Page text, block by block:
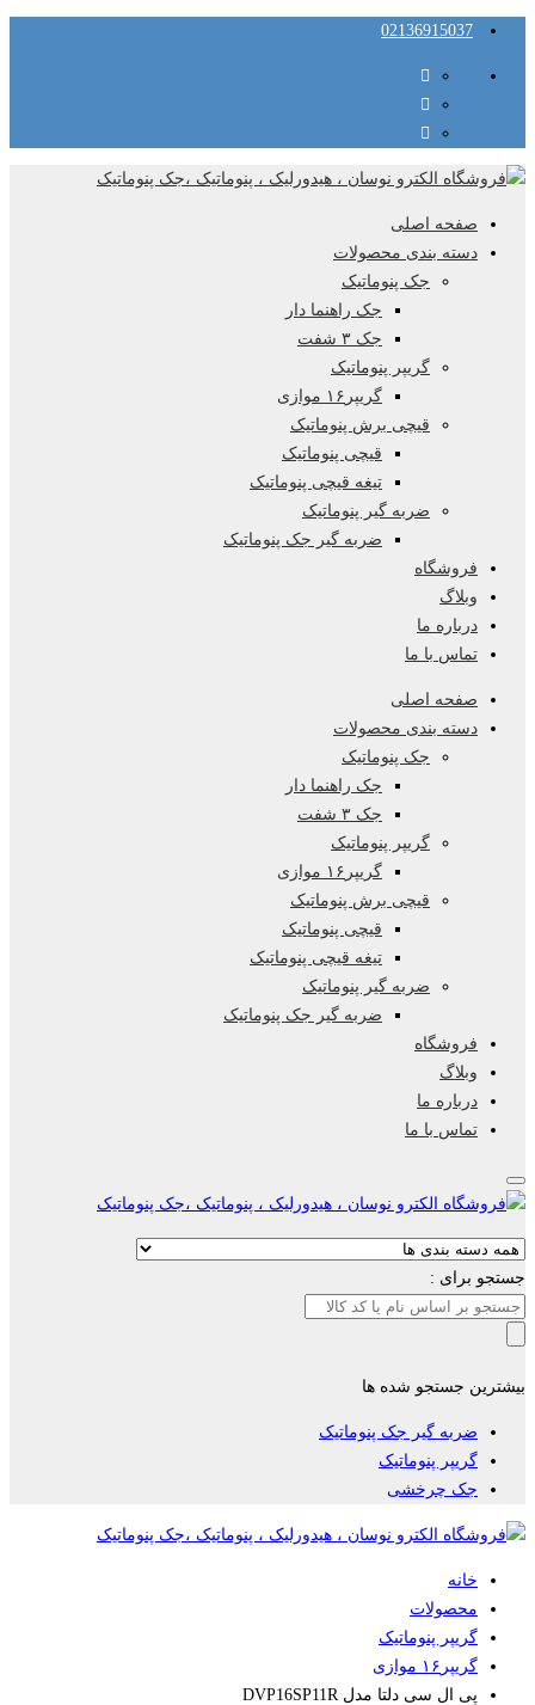
02136915037
صفحه اصلی
دسته بندی محصولات
جک پنوماتیک
جک راهنما دار
جک ۳ شفت
گریپر پنوماتیک
گریپر۱۶ موازی
قیچی برش پنوماتیک
قیچی پنوماتیک
تیغه قیچی پنوماتیک
ضربه گیر پنوماتیک
ضربه گیر جک پنوماتیک
فروشگاه
وبلاگ
درباره ما
تماس با ما
صفحه اصلی
دسته بندی محصولات
جک پنوماتیک
جک راهنما دار
جک ۳ شفت
گریپر پنوماتیک
گریپر۱۶ موازی
قیچی برش پنوماتیک
قیچی پنوماتیک
تیغه قیچی پنوماتیک
ضربه گیر پنوماتیک
ضربه گیر جک پنوماتیک
فروشگاه
وبلاگ
درباره ما
تماس با ما
جستجو برای :
بیشترین جستجو شده ها
ضربه گیر جک پنوماتیک
گریپر پنوماتیک
جک چرخشی
خانه
محصولات
گریپر پنوماتیک
گریپر۱۶ موازی
پی ال سی دلتا مدل DVP16SP11R